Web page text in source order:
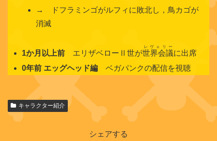
→ ドフラミンゴがルフィに敗北し，鳥カゴが
消滅
1か月以上前 エリザベローⅡ世が世界会議
レヴェリー
に出席
0年前 エッグヘッド編 ベガパンクの配信を視聴
関
連
キ
キャラクター紹介
シェアする